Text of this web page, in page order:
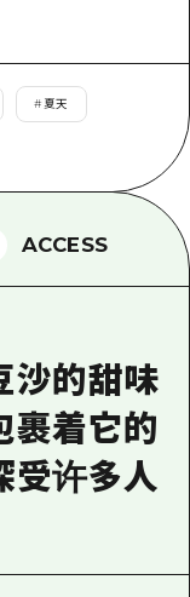
游信息中心
息
# 夏天
ACCESS
沙的甜味
裹着它的
受许多人